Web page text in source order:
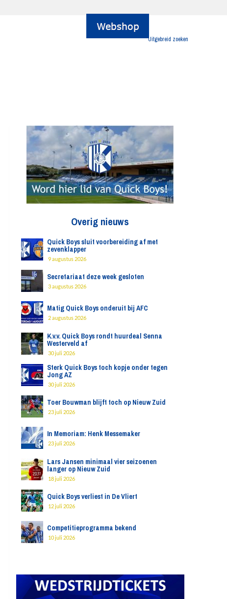
Uitgebreid zoeken
Overig nieuws
Quick Boys sluit voorbereiding af met
zevenklapper
9 augustus 2026
Secretariaat deze week gesloten
3 augustus 2026
Matig Quick Boys onderuit bij AFC
2 augustus 2026
K.v.v. Quick Boys rondt huurdeal Senna
Westerveld af
30 juli 2026
Sterk Quick Boys toch kopje onder tegen
Jong AZ
30 juli 2026
Toer Bouwman blijft toch op Nieuw Zuid
23 juli 2026
In Memoriam: Henk Messemaker
23 juli 2026
Lars Jansen minimaal vier seizoenen
langer op Nieuw Zuid
18 juli 2026
Quick Boys verliest in De Vliert
12 juli 2026
Competitieprogramma bekend
10 juli 2026